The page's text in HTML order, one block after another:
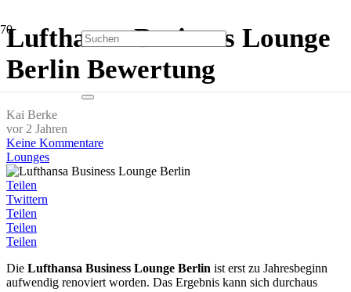
Lufthansa Business Lounge
Berlin Bewertung
Kai Berke
vor 2 Jahren
Keine Kommentare
Lounges
Teilen
Twittern
Teilen
Teilen
Teilen
Die Lufthansa Business Lounge Berlin ist erst zu Jahresbeginn
aufwendig renoviert worden. Das Ergebnis kann sich durchaus